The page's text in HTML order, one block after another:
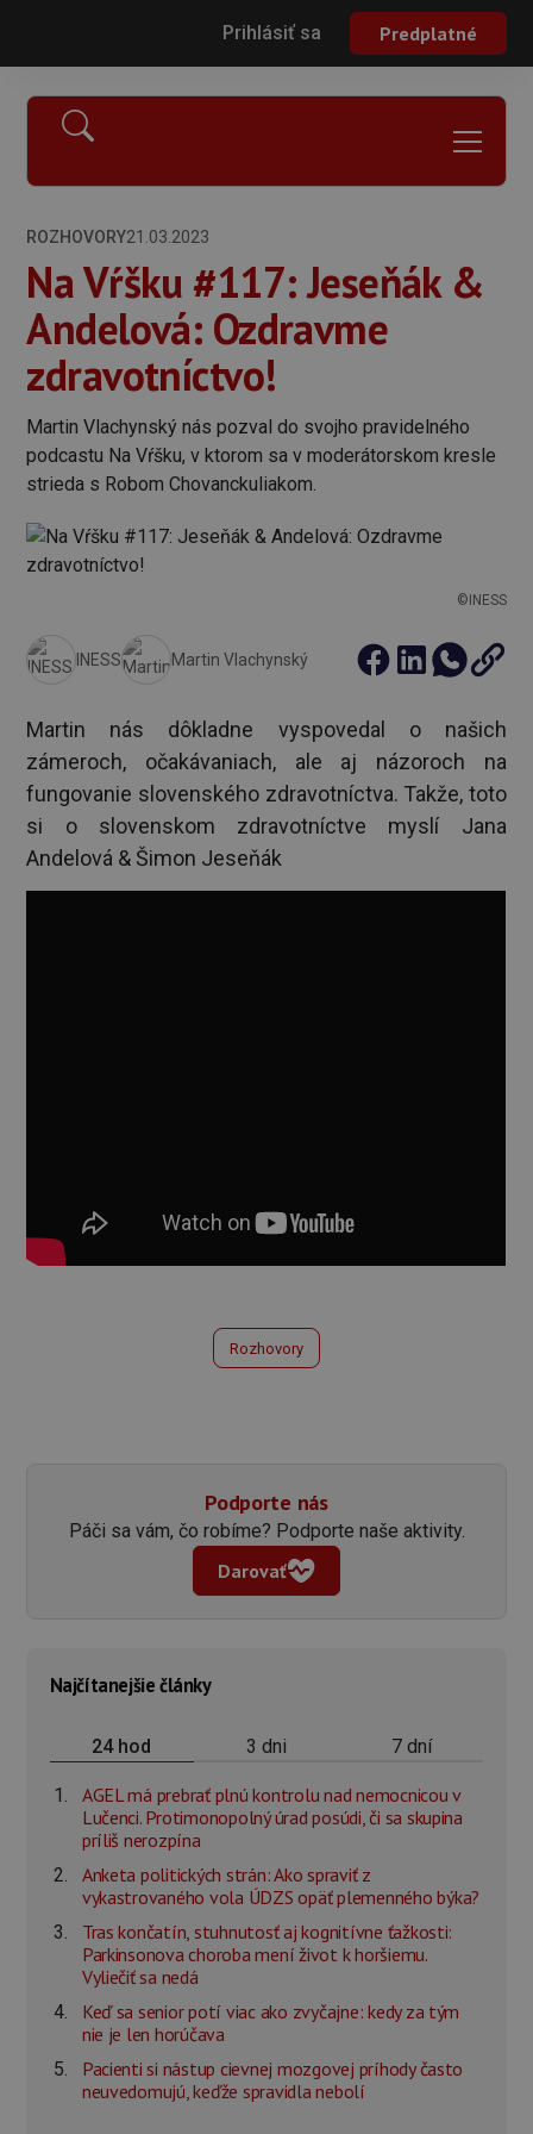
Prihlásiť sa Predplatné
ROZHOVORY21.03.2023
Na Vŕšku #117: Jeseňák &
Andelová: Ozdravme
zdravotníctvo!
Martin Vlachynský nás pozval do svojho pravidelného
podcastu Na Vŕšku, v ktorom sa v moderátorskom kresle
strieda s Robom Chovanckuliakom.
©INESS
INESS Martin Vlachynský
Martin nás dôkladne vyspovedal o našich
zámeroch, očakávaniach, ale aj názoroch na
fungovanie slovenského zdravotníctva. Takže, toto
si o slovenskom zdravotníctve myslí Jana
Andelová & Šimon Jeseňák
Rozhovory
Podporte nás
Páči sa vám, čo robíme? Podporte naše aktivity.
Darovať
Najčítanejšie články
24 hod 3 dni 7 dní
AGEL má prebrať plnú kontrolu nad nemocnicou v
Lučenci. Protimonopolný úrad posúdi, či sa skupina
príliš nerozpína
Anketa politických strán: Ako spraviť z
vykastrovaného vola ÚDZS opäť plemenného býka?
Tras končatín, stuhnutosť aj kognitívne ťažkosti:
Parkinsonova choroba mení život k horšiemu.
Vyliečiť sa nedá
Keď sa senior potí viac ako zvyčajne: kedy za tým
nie je len horúčava
Pacienti si nástup cievnej mozgovej príhody často
neuvedomujú, keďže spravidla nebolí